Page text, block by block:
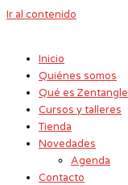
Ir al contenido
Inicio
Quiénes somos
Qué es Zentangle
Cursos y talleres
Tienda
Novedades
Agenda
Contacto